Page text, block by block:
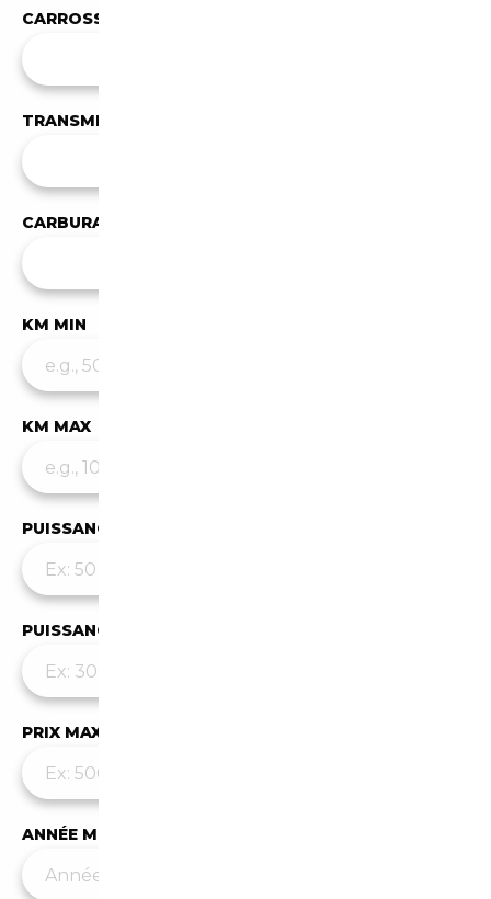
CARROSSERIE
TRANSMISSION
CARBURANT
KM MIN
KM MAX
PUISSANCE MIN
PUISSANCE MAX
PRIX MAX (€)
ANNÉE MIN